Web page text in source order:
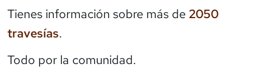
Tienes información sobre más de 2050
travesías.
Todo por la comunidad.